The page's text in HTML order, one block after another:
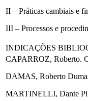
II – Práticas cambiais e
III – Processos e
INDICAÇÕES
CAPARROZ, Roberto.
DAMAS, Roberto
MARTINELLI, Dante